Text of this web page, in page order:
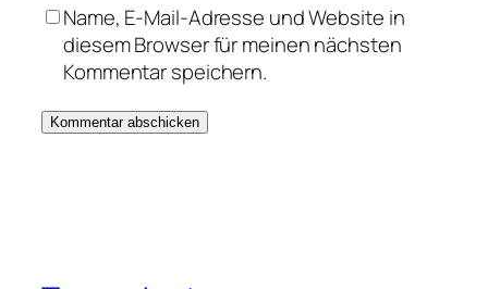
Name, E-Mail-Adresse und Website in
diesem Browser für meinen nächsten
Kommentar speichern.